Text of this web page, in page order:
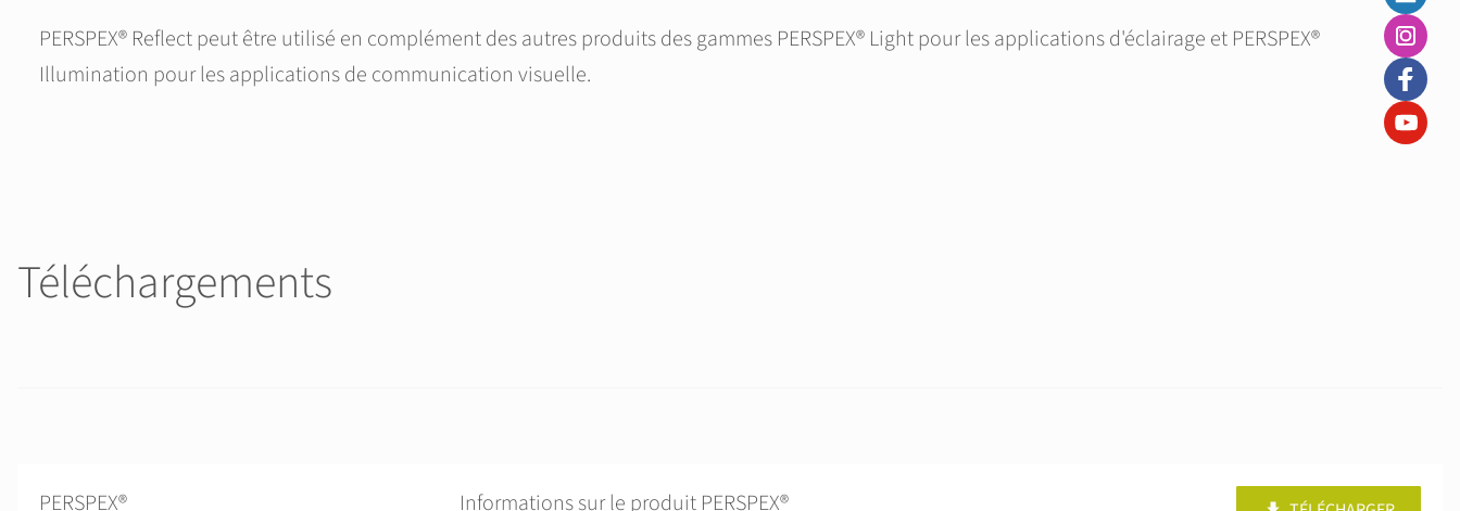
PERSPEX® Reflect peut être utilisé en complément des autres produits des gammes PERSPEX® Light pour les applications d'éclairage et PERSPEX®
Illumination pour les applications de communication visuelle.
Téléchargements
PERSPEX® Informations sur le produit PERSPEX®